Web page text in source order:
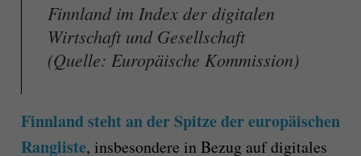
Finnland im Index der digitalen
Wirtschaft und Gesellschaft
(Quelle: Europäische Kommission)
Finnland steht an der Spitze der europäischen
Rangliste, insbesondere in Bezug auf digitales